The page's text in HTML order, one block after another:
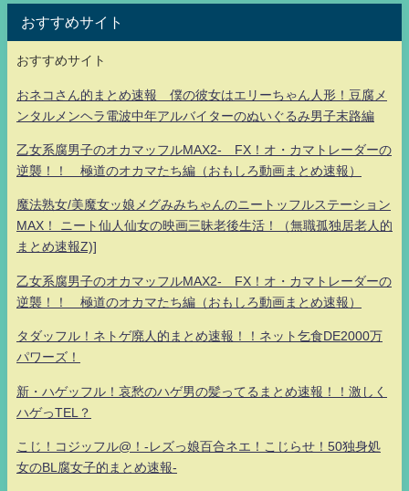
おすすめサイト
おすすめサイト
おネコさん的まとめ速報 僕の彼女はエリーちゃん人形！豆腐メ
ンタルメンヘラ電波中年アルバイターのぬいぐるみ男子末路編
乙女系腐男子のオカマッフルMAX2- FX！オ・カマトレーダーの
逆襲！！ 極道のオカマたち編（おもしろ動画まとめ速報）
魔法熟女/美魔女ッ娘メグみみちゃんのニートッフルステーション
MAX！ ニート仙人仙女の映画三昧老後生活！（無職孤独居老人的
まとめ速報Z)]
乙女系腐男子のオカマッフルMAX2- FX！オ・カマトレーダーの
逆襲！！ 極道のオカマたち編（おもしろ動画まとめ速報）
タダッフル！ネトゲ廃人的まとめ速報！！ネット乞食DE2000万
パワーズ！
新・ハゲッフル！哀愁のハゲ男の髪ってるまとめ速報！！激しく
ハゲっTEL？
こじ！コジッフル@！-レズっ娘百合ネエ！こじらせ！50独身処
女のBL腐女子的まとめ速報-